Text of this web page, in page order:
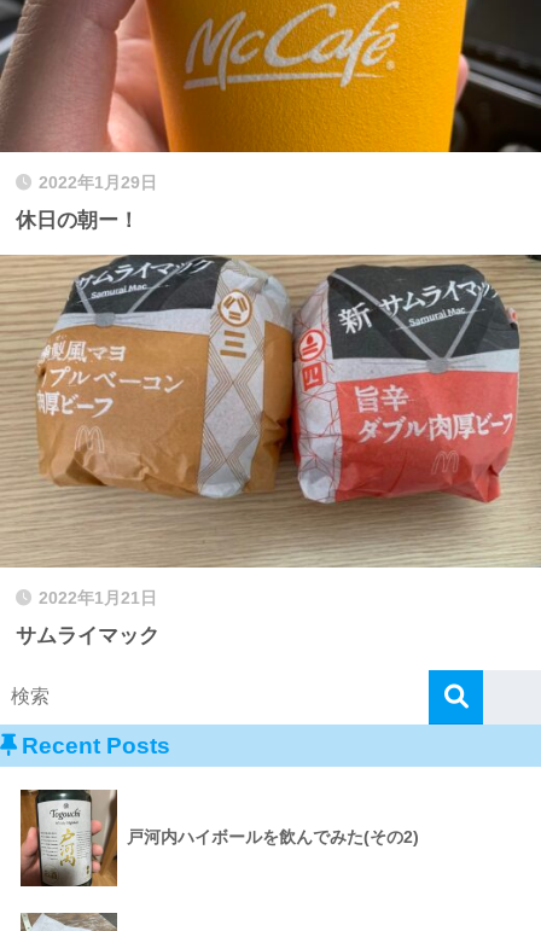
2022年1月29日
休日の朝ー！
2022年1月21日
サムライマック
Recent Posts
戸河内ハイボールを飲んでみた(その2)